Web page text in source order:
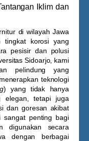
Iklim dan
di wilayah Jawa
tingkat korosi yang
pesisir dan polusi
Sidoarjo, kami
pelindung yang
teknologi
) yang tidak hanya
elegan, tetapi juga
dan goresan akibat
sangat penting bagi
digunakan secara
dengan berbagai